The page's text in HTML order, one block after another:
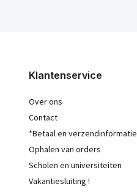
Klantenservice
Over ons
Contact
*Betaal en verzendinformatie
Ophalen van orders
Scholen en universiteiten
Vakantiesluiting !